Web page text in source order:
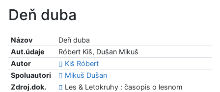
Deň duba
Názov
Deň duba
Aut.údaje
Róbert Kiš, Dušan Mikuš
Autor
Kiš Róbert
Spoluautori
Mikuš Dušan
Zdroj.dok.
Les & Letokruhy : časopis o lesnom